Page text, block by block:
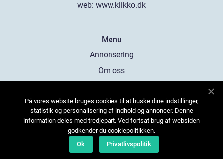
web: www.klikko.dk
Menu
Annonsering
Om oss
Kontakta oss
Sitemap
På vores website bruges cookies til at huske dine indstillinger,
statistik og personalisering af indhold og annoncer. Denne
information deles med tredjepart. Ved fortsat brug af websiden
godkender du cookiepolitikken.
Ok
Privatlivspolitik